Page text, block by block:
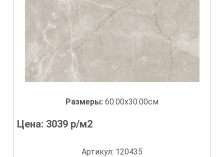
Размеры: 60.00x30.00см
Цена: 3039 р/м2
Артикул: 120435